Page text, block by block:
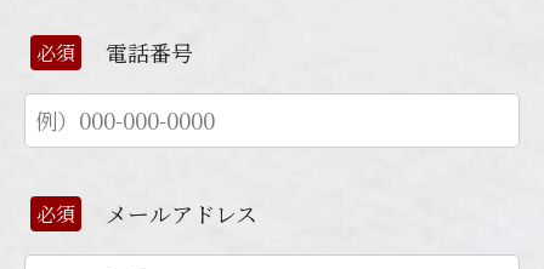
必須 電話番号
必須 メールアドレス